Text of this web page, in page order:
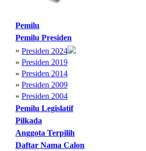
Pemilu
Pemilu Presiden
» Presiden 2024
» Presiden 2019
» Presiden 2014
» Presiden 2009
» Presiden 2004
Pemilu Legislatif
Pilkada
Anggota Terpilih
Daftar Nama Calon